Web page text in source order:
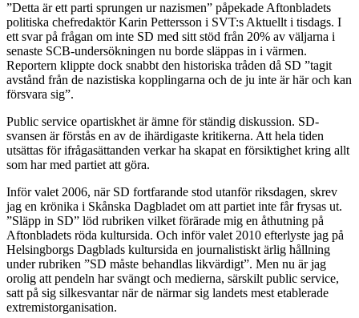
”Detta är ett parti sprungen ur nazismen” påpekade Aftonbladets
politiska chefredaktör Karin Pettersson i SVT:s Aktuellt i tisdags. I
ett svar på frågan om inte SD med sitt stöd från 20% av väljarna i
senaste SCB-undersökningen nu borde släppas in i värmen.
Reportern klippte dock snabbt den historiska tråden då SD ”tagit
avstånd från de nazistiska kopplingarna och de ju inte är här och kan
försvara sig”.
Public service opartiskhet är ämne för ständig diskussion. SD-
svansen är förstås en av de ihärdigaste kritikerna. Att hela tiden
utsättas för ifrågasättanden verkar ha skapat en försiktighet kring allt
som har med partiet att göra.
Inför valet 2006, när SD fortfarande stod utanför riksdagen, skrev
jag en krönika i Skånska Dagbladet om att partiet inte får frysas ut.
”Släpp in SD” löd rubriken vilket förärade mig en åthutning på
Aftonbladets röda kultursida. Och inför valet 2010 efterlyste jag på
Helsingborgs Dagblads kultursida en journalistiskt ärlig hållning
under rubriken ”SD måste behandlas likvärdigt”. Men nu är jag
orolig att pendeln har svängt och medierna, särskilt public service,
satt på sig silkesvantar när de närmar sig landets mest etablerade
extremistorganisation.